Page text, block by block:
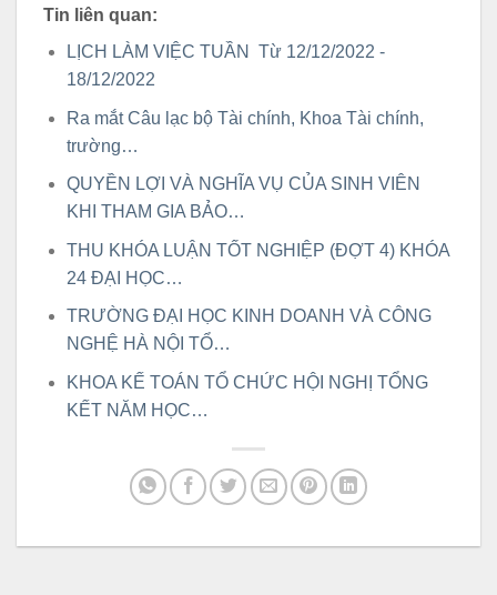
Tin liên quan:
LỊCH LÀM VIỆC TUẦN Từ 12/12/2022 -
18/12/2022
Ra mắt Câu lạc bộ Tài chính, Khoa Tài chính,
trường…
QUYỀN LỢI VÀ NGHĨA VỤ CỦA SINH VIÊN
KHI THAM GIA BẢO…
THU KHÓA LUẬN TỐT NGHIỆP (ĐỢT 4) KHÓA
24 ĐẠI HỌC…
TRƯỜNG ĐẠI HỌC KINH DOANH VÀ CÔNG
NGHỆ HÀ NỘI TỔ…
KHOA KẾ TOÁN TỔ CHỨC HỘI NGHỊ TỔNG
KẾT NĂM HỌC…